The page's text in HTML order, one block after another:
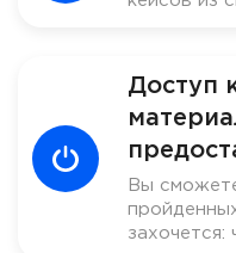
Доступ
Вы
захочется: